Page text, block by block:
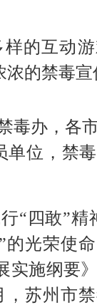
的互动
的禁毒
毒办，各
单位，禁
“四敢”精
光荣使
实施纲要
苏州市